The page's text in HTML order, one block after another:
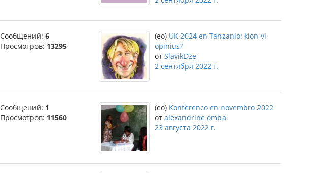
Сообщений: 6
Просмотров: 13295
(eo) UK 2024 en Tanzanio: kion vi
opinius?
от SlavikDze
2 сентября 2022 г.
Сообщений: 1
Просмотров: 11560
(eo) Konferenco en novembro 2022
от alexandrine omba
23 августа 2022 г.